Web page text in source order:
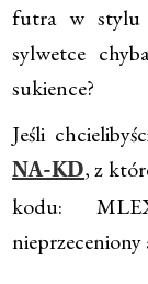
futra w stylu
sylwetce
sukience?
Jeśli
NA-KD, z
kodu: